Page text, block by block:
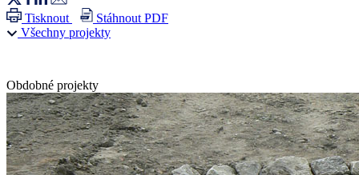
Tisknout
Stáhnout PDF
Všechny projekty
Obdobné projekty